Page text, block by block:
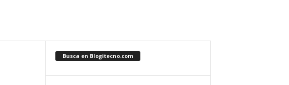
Busca en Blogitecno.com